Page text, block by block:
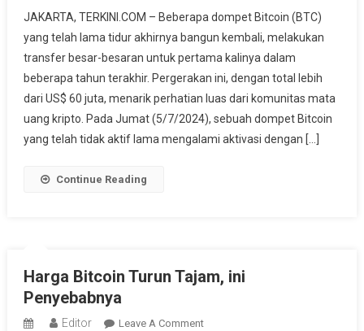
Bitcoin
Berusia
10
Tahun
Kembali
Aktif,
Transfer
JAKARTA, TERKINI.COM – Beberapa dompet Bitcoin (BTC)
yang telah lama tidur akhirnya bangun kembali, melakukan
transfer besar-besaran untuk pertama kalinya dalam
beberapa tahun terakhir. Pergerakan ini, dengan total lebih
dari US$ 60 juta, menarik perhatian luas dari komunitas mata
uang kripto. Pada Jumat (5/7/2024), sebuah dompet Bitcoin
yang telah tidak aktif lama mengalami aktivasi dengan […]
Continue Reading
Harga Bitcoin Turun Tajam, ini
Penyebabnya
Editor Leave A CommentOn